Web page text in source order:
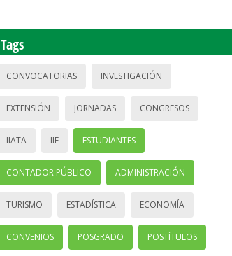
Tags
CONVOCATORIAS INVESTIGACIÓN
EXTENSIÓN JORNADAS CONGRESOS
IIATA IIE ESTUDIANTES
CONTADOR PÚBLICO ADMINISTRACIÓN
TURISMO ESTADÍSTICA ECONOMÍA
CONVENIOS POSGRADO POSTÍTULOS